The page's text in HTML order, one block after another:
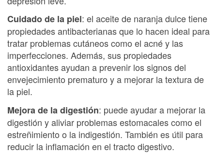
Cuidado de la piel: el aceite de naranja dulce tiene
propiedades antibacterianas que lo hacen ideal para
tratar problemas cutáneos como el acné y las
imperfecciones. Además, sus propiedades
antioxidantes ayudan a prevenir los signos del
envejecimiento prematuro y a mejorar la textura de
la piel.
Mejora de la digestión: puede ayudar a mejorar la
digestión y aliviar problemas estomacales como el
estreñimiento o la indigestión. También es útil para
reducir la inflamación en el tracto digestivo.